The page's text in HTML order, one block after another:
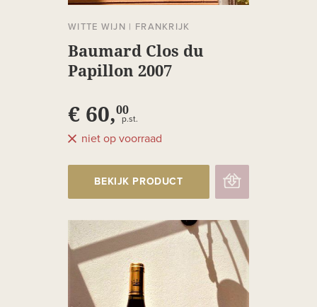
WITTE WIJN | FRANKRIJK
Baumard Clos du
Papillon 2007
€ 60,00
p.st.
niet op voorraad
BEKIJK PRODUCT